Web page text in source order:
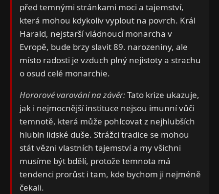
před temnými stránkami moci a tajemství,
která mohou kdykoliv vyplout na povrch. Král
Harald, nejstarší vládnoucí monarcha v
Evropě, bude brzy slavit 89. narozeniny, ale
místo radosti je vzduch plný nejistoty a strachu
o osud celé monarchie.
Hororové varování na závěr:Tato krize ukazuje,
jak i nejmocnější instituce nejsou imunní vůči
temnotě, která může pohlcovat z nejhlubších
hlubin lidské duše. Strážci tradice se mohou
stát vězni vlastních tajemství a my všichni
musíme být bdělí, protože temnota má
tendenci prorůst i tam, kde bychom ji nejméně
čekali.